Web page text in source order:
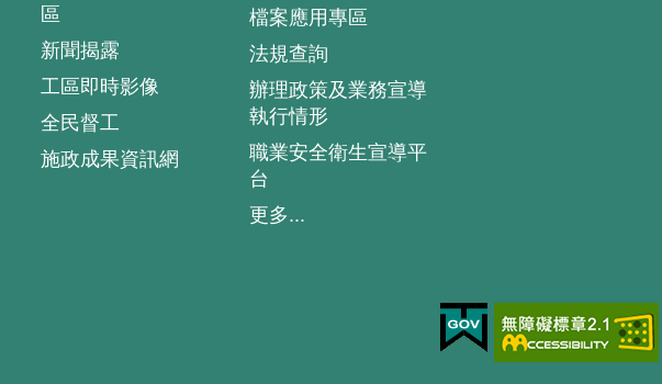
區
新聞揭露
工區即時影像
全民督工
施政成果資訊網
檔案應用專區
法規查詢
辦理政策及業務宣導
執行情形
職業安全衛生宣導平
台
更多...